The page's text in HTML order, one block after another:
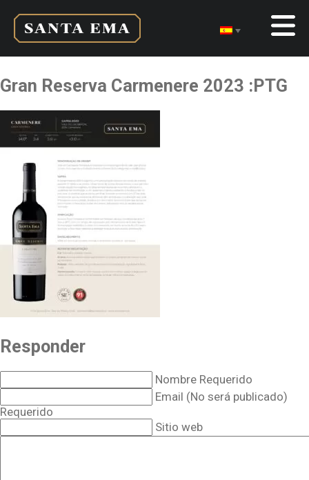
Gran Reserva Carmenere 2023 :PTG
Responder
Nombre Requerido
Email (No será publicado)
Requerido
Sitio web